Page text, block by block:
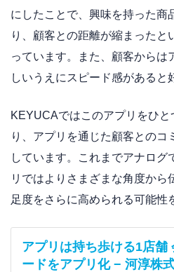
にしたことで、興味を持った商
り、顧客との距離が縮まったと
っています。また、顧客からは
しいうえにスピード感があると
KEYUCAではこのアプリをひ
り、アプリを通じた顧客とのコ
しています。これまでアナログ
リではよりさまざまな角度から
足度をさらに高められる可能性
アプリは持ち歩ける1店舗
ードをアプリ化 − 河淳株